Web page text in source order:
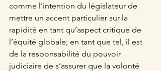
comme l’intention du législateur de
mettre un accent particulier sur la
rapidité en tant qu’aspect critique de
l’équité globale; en tant que tel, il est
de la responsabilité du pouvoir
judiciaire de s’assurer que la volonté